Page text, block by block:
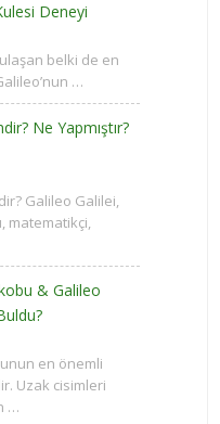
Deneyi
belki de en
…
Ne Yapmıştır?
Galileo Galilei,
matematikçi,
& Galileo
en önemli
Uzak cisimleri
…